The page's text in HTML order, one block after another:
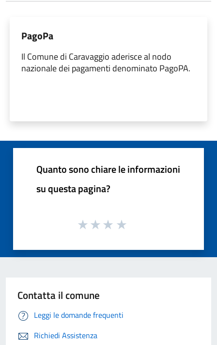
PagoPa
Il Comune di Caravaggio aderisce al nodo
nazionale dei pagamenti denominato PagoPA.
Quanto sono chiare le informazioni
su questa pagina?
Contatta il comune
Leggi le domande frequenti
Richiedi Assistenza